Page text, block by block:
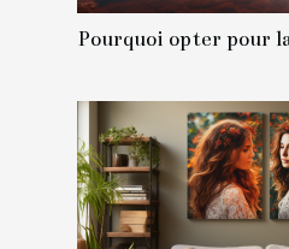
Pourquoi opter pour